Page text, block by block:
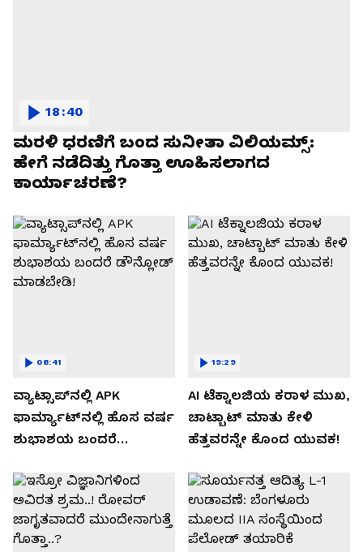
ಮರಳಿ ಧರಣಿಗೆ ಬಂದ ಸುನೀತಾ ವಿಲಿಯಮ್ಸ್:
ಹೇಗೆ ನಡೆದಿತ್ತು ಗೊತ್ತಾ ಊಹಿಸಲಾಗದ
ಕಾರ್ಯಾಚರಣೆ?
18:40
ವ್ಯಾಟ್ಸಾಪ್‌ನಲ್ಲಿ APK
ಫಾರ್ಮ್ಯಾಟ್‌ನಲ್ಲಿ ಹೊಸ ವರ್ಷ
ಶುಭಾಶಯ ಬಂದರೆ
08:41
AI ಟೆಕ್ನಾಲಜಿಯ ಕರಾಳ ಮುಖ,
ಚಾಟ್ಬಾಟ್ ಮಾತು ಕೇಳಿ
ಹೆತ್ತವರನ್ನೇ ಕೊಂದ ಯುವಕ!
19:29